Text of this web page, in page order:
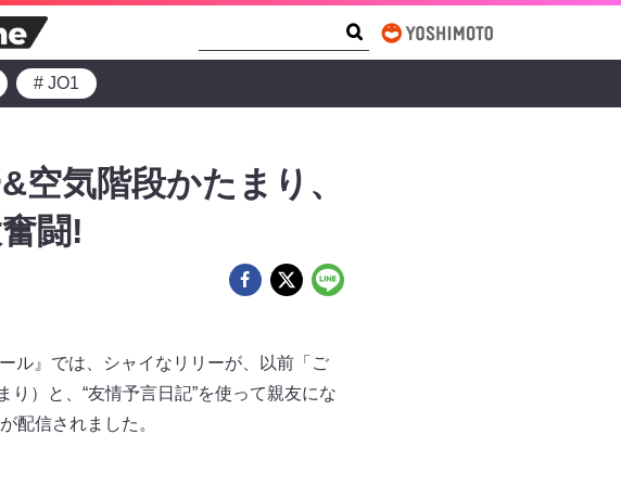
# JO1
空気階段かたまり、
闘!
ル』では、シャイなリリーが、以前「ご
）と、“友情予言日記”を使って親友にな
配信されました。